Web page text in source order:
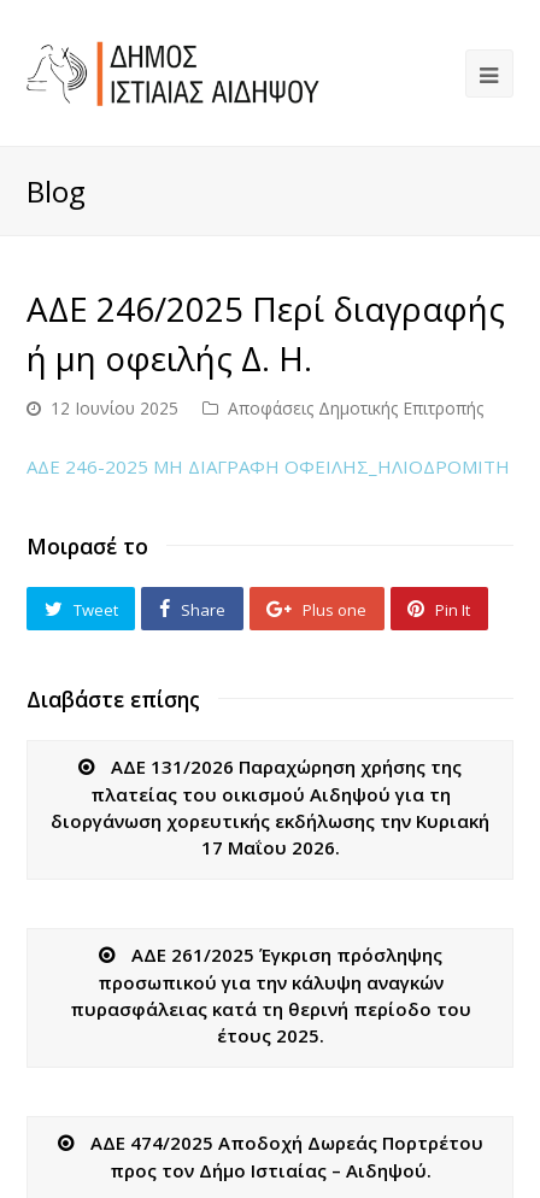
Blog
ΑΔΕ 246/2025 Περί διαγραφής
ή μη οφειλής Δ. Η.
12 Ιουνίου 2025 Αποφάσεις Δημοτικής Επιτροπής
ΑΔΕ 246-2025 ΜΗ ΔΙΑΓΡΑΦΗ ΟΦΕΙΛΗΣ_ΗΛΙΟΔΡΟΜΙΤΗ
Μοιρασέ το
Tweet Share Plus one Pin It
Διαβάστε επίσης
ΑΔΕ 131/2026 Παραχώρηση χρήσης της
πλατείας του οικισμού Αιδηψού για τη
διοργάνωση χορευτικής εκδήλωσης την Κυριακή
17 Μαΐου 2026.
ΑΔΕ 261/2025 Έγκριση πρόσληψης
προσωπικού για την κάλυψη αναγκών
πυρασφάλειας κατά τη θερινή περίοδο του
έτους 2025.
ΑΔΕ 474/2025 Αποδοχή Δωρεάς Πορτρέτου
προς τον Δήμο Ιστιαίας – Αιδηψού.